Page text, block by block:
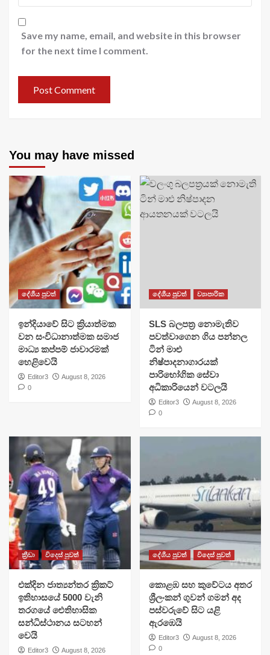
Save my name, email, and website in this browser
for the next time I comment.
You may have missed
දේශීය පුවත්
​ඉන්දියාවේ සිට ක්‍රියාත්මක
වන සංවිධානාත්මක සමාජ
මාධ්‍ය කප්පම් ජාවාරමක්
හෙළිවෙයි
Editor3
August 8, 2026
0
දේශීය පුවත් ව්‍යාපාරික
SLS බලපත්‍ර නොමැතිව
පවත්වාගෙන ගිය පන්නල
ටින් මාළු
නිෂ්පාදනාගාරයක්
පාරිභෝගික සේවා
අධිකාරියෙන් වටලයි
Editor3
August 8, 2026
0
ක්‍රීඩා විදෙස් පුවත්
එක්දින ජාත්‍යන්තර ක්‍රිකට්
ඉතිහාසයේ 5000 වැනි
තරගයේ ඓතිහාසික
සන්ධිස්ථානය සටහන්
වෙයි
Editor3
August 8, 2026
දේශීය පුවත් විදෙස් පුවත්
​කොළඹ සහ කුවේටය අතර
ශ්‍රීලංකන් ගුවන් ගමන් අද
පස්වරුවේ සිට යළි
ඇරඹෙයි
Editor3
August 8, 2026
0